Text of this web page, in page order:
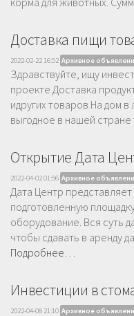
Доставка пищи
2022-02-22 16:52 Архивное
Здравствуйте, ищу
проекте Доставка
идругих товаров На дом
выгодное в нашей стране
Открытие Дата
2022-04-02 01:56 Архивное
Дата Центр
подготовленную
оборудование. Вся суть
чтобы сдавать в аренду
Подробнее…
Инвестиции в
2022-04-08 21:10 Архивное